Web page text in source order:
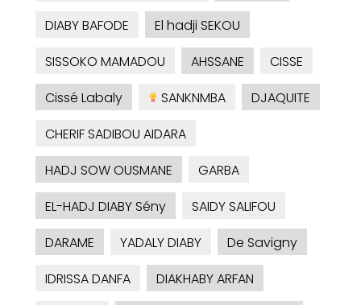
DIABY BAFODE
El hadji SEKOU
SISSOKO MAMADOU
AHSSANE
CISSE
Cissé Labaly
SANKNMBA
DJAQUITE
CHERIF SADIBOU AIDARA
HADJ SOW OUSMANE
GARBA
EL-HADJ DIABY Sény
SAIDY SALIFOU
DARAME
YADALY DIABY
De Savigny
IDRISSA DANFA
DIAKHABY ARFAN